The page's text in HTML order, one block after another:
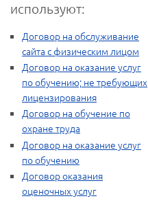
используют:
Договор на обслуживание
сайта с физическим лицом
Договор на оказание услуг
по обучению; не требующих
лицензирования
Договор на обучение по
охране труда
Договор на оказание услуг
по обучению
Договор оказания
оценочных услуг